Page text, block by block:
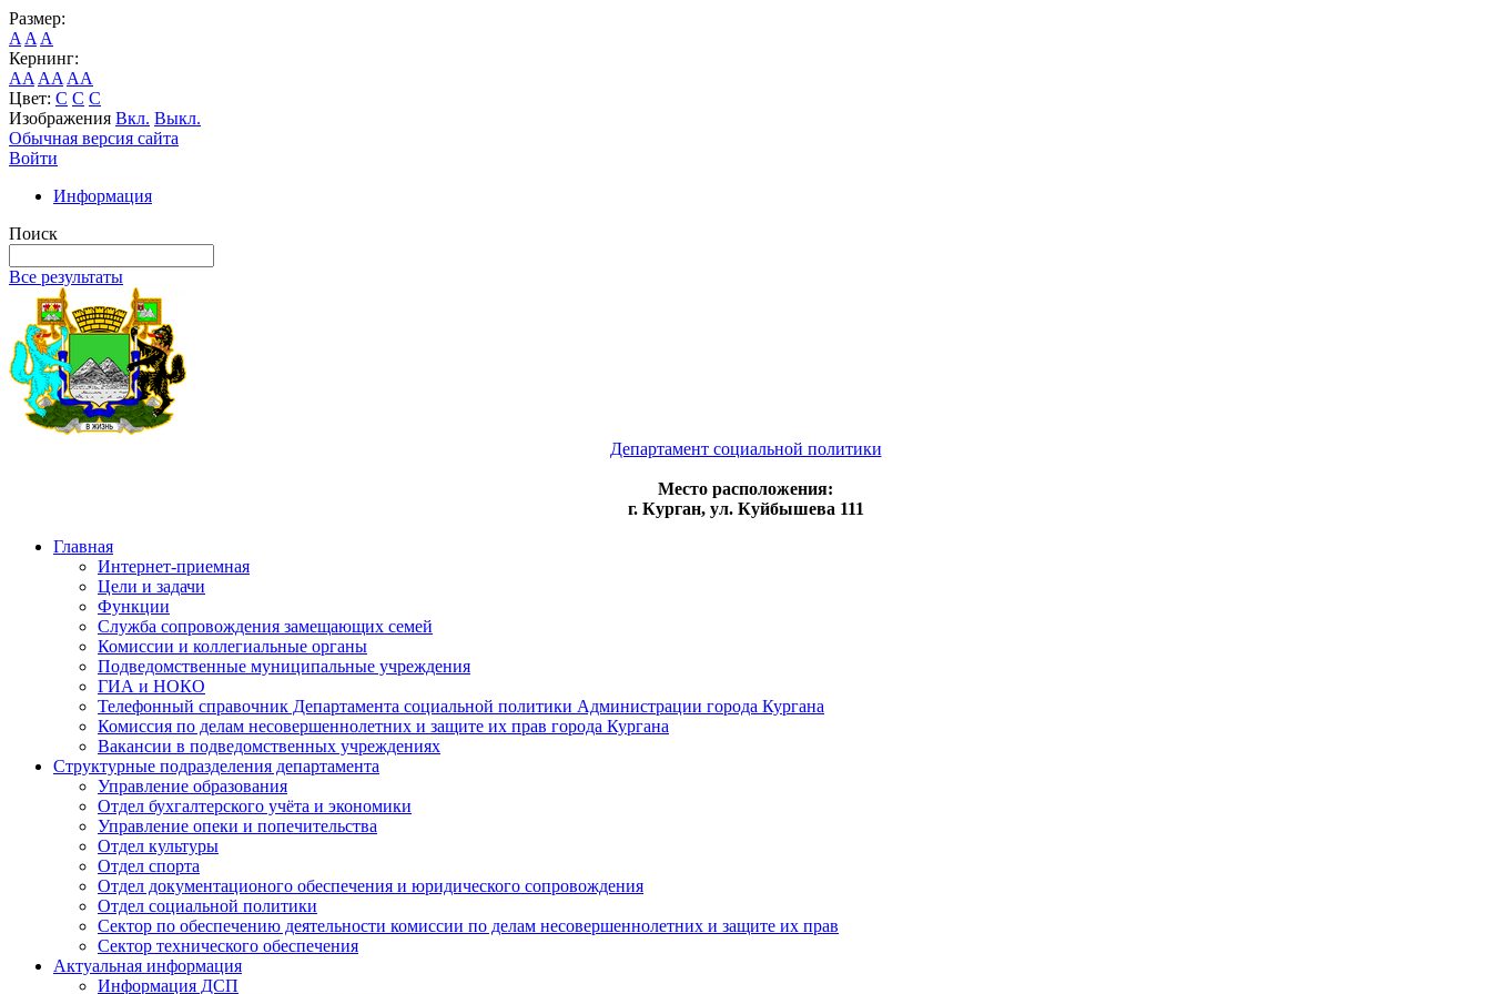
Размер:
A A A
Кернинг:
AA AA AA
Цвет: C C C
Изображения Вкл. Выкл.
Обычная версия сайта
Войти
Информация
Поиск
Все результаты
Департамент социальной политики
Место расположения:
г. Курган, ул. Куйбышева 111
Главная
Интернет-приемная
Цели и задачи
Функции
Служба сопровождения замещающих семей
Комиссии и коллегиальные органы
Подведомственные муниципальные учреждения
ГИА и НОКО
Телефонный справочник Департамента социальной политики Администрации города Кургана
Комиссия по делам несовершеннолетних и защите их прав города Кургана
Вакансии в подведомственных учреждениях
Структурные подразделения департамента
Управление образования
Отдел бухгалтерского учёта и экономики
Управление опеки и попечительства
Отдел культуры
Отдел спорта
Отдел документационого обеспечения и юридического сопровождения
Отдел социальной политики
Сектор по обеспечению деятельности комиссии по делам несовершеннолетних и защите их прав
Сектор технического обеспечения
Актуальная информация
Информация ДСП